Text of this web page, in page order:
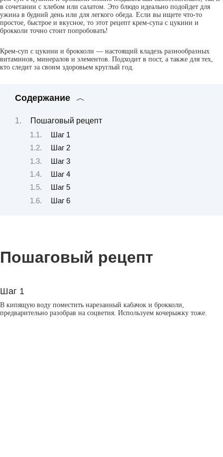
в сочетании с хлебом или салатом. Это блюдо идеально подойдет для
ужина в будний день или для легкого обеда. Если вы ищете что-то
простое, быстрое и вкусное, то этот рецепт крем-супа с цукини и
брокколи точно стоит попробовать!
Крем-суп с цукини и брокколи — настоящий кладезь разнообразных
витаминов, минералов и элементов. Подходит в пост, а также для тех,
кто следит за своим здоровьем круглый год.
Содержание
Пошаговый рецепт
Шаг 1
Шаг 2
Шаг 3
Шаг 4
Шаг 5
Шаг 6
Пошаговый рецепт
Шаг 1
В кипящую воду поместить нарезанный кабачок и брокколи,
предварительно разобрав на соцветия. Используем кочерыжку тоже.